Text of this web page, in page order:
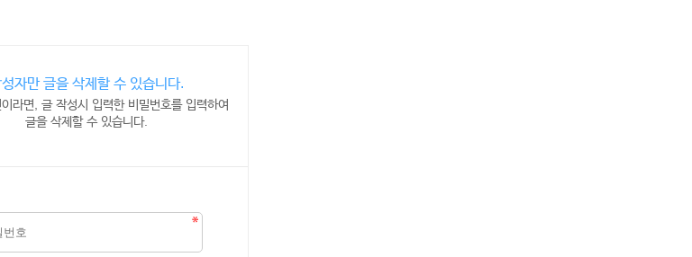
자만 글을 삭제할 수 있습니다.
라면, 글 작성시 입력한 비밀번호를 입력하여
글을 삭제할 수 있습니다.